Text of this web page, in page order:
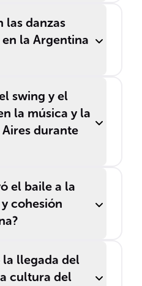
las danzas
la Argentina
swing y el
la música y la
durante
el baile a la
cohesión
la llegada del
cultura del